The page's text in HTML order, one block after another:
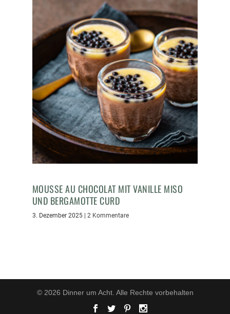
MOUSSE AU CHOCOLAT MIT VANILLE MISO
UND BERGAMOTTE CURD
3. Dezember 2025| 2 Kommentare
© 2026 Dinner um Acht. Alle Rechte vorbehalten